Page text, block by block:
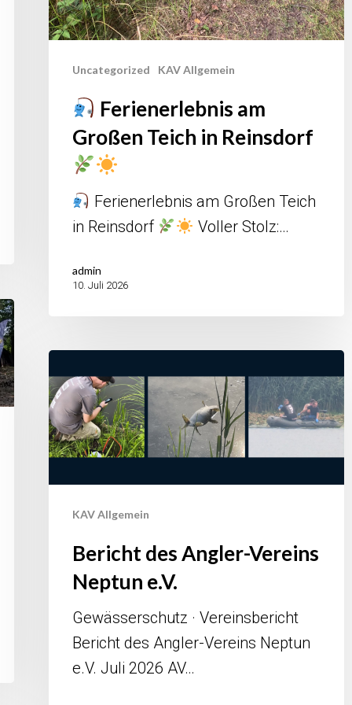
Uncategorized KAV Allgemein
Ferienerlebnis am
Großen Teich in Reinsdorf
Ferienerlebnis am Großen Teich
in Reinsdorf
Voller Stolz:…
admin
10. Juli 2026
des
Angler-
Vereins
Neptun
e.V.
KAV Allgemein
Bericht des Angler-Vereins
Neptun e.V.
Gewässerschutz · Vereinsbericht
Bericht des Angler-Vereins Neptun
e.V. Juli 2026 AV…